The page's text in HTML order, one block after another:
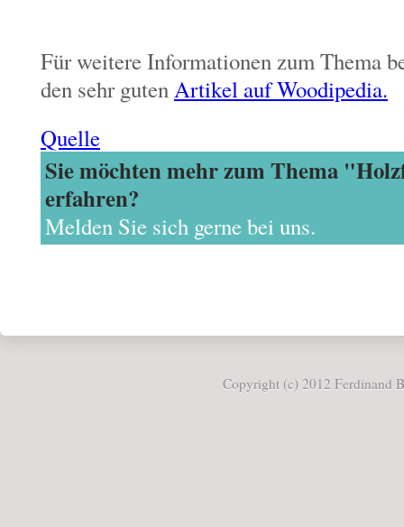
Für weitere Informationen zum Thema
den sehr guten Artikel auf Woodipedia.
Quelle
Sie möchten mehr zum Thema
erfahren?
Melden Sie sich gerne bei uns.
Copyright (c) 2012 Ferdinand